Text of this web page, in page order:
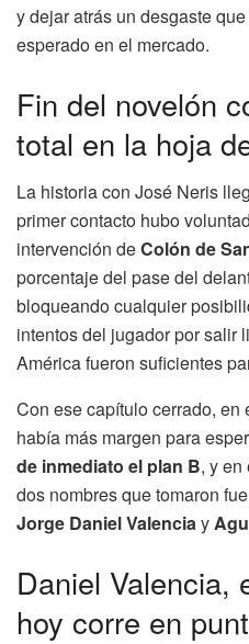
y dejar atrás un desgaste
esperado en el mercado.
Fin del novelón
total en la hoja
La historia con José Neris
primer contacto hubo
intervención deColón de
porcentaje del pase del
bloqueando cualquier
intentos del jugador por salir
América fueron suficientes
Con ese capítulo cerrado,
había más margen para
de inmediato el plan B, y
dos nombres que tomaron
Jorge Daniel Valenciay
Daniel Valencia,
hoy corre en